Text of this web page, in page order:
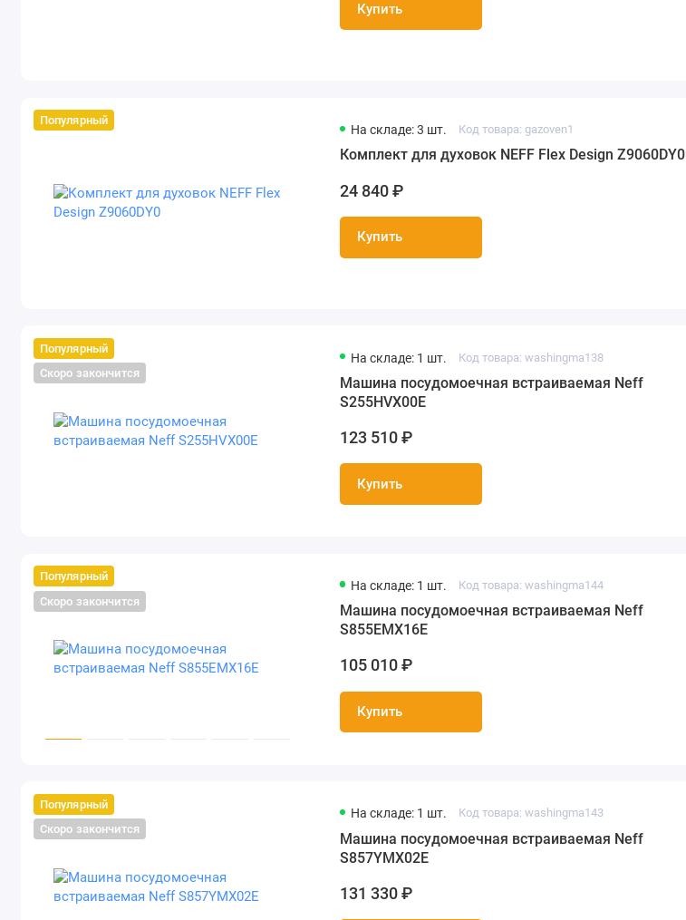
Купить
Популярный
На складе: 3 шт. Код товара: gazoven1
Комплект для духовок NEFF Flex Design Z9060DY0
24 840 ₽
Купить
Популярный
Скоро закончится
На складе: 1 шт. Код товара: washingma138
Машина посудомоечная встраиваемая Neff
S255HVX00E
123 510 ₽
Купить
Популярный
Скоро закончится
На складе: 1 шт. Код товара: washingma144
Машина посудомоечная встраиваемая Neff
S855EMX16E
105 010 ₽
Купить
Популярный
Скоро закончится
На складе: 1 шт. Код товара: washingma143
Машина посудомоечная встраиваемая Neff
S857YMX02E
131 330 ₽